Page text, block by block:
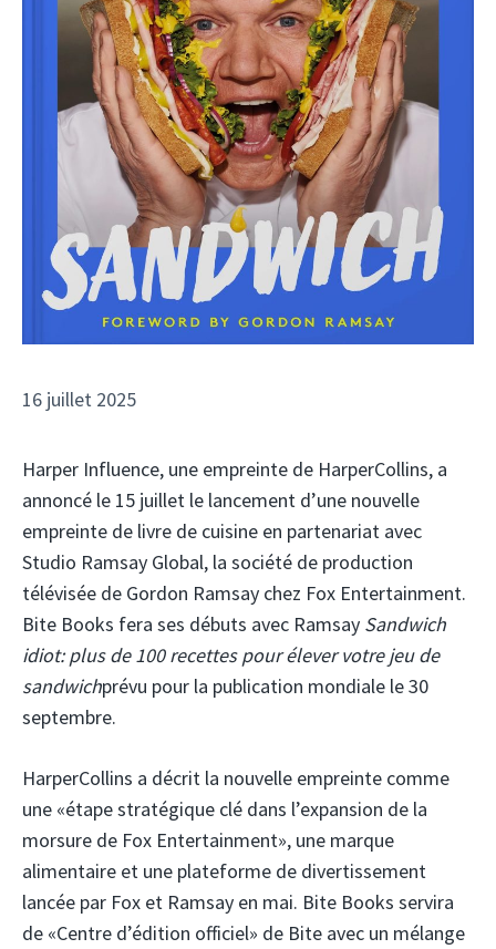
16 juillet 2025
Harper Influence, une empreinte de HarperCollins, a
annoncé le 15 juillet le lancement d’une nouvelle
empreinte de livre de cuisine en partenariat avec
Studio Ramsay Global, la société de production
télévisée de Gordon Ramsay chez Fox Entertainment.
Bite Books fera ses débuts avec Ramsay Sandwich
idiot: plus de 100 recettes pour élever votre jeu de
sandwichprévu pour la publication mondiale le 30
septembre.
HarperCollins a décrit la nouvelle empreinte comme
une «étape stratégique clé dans l’expansion de la
morsure de Fox Entertainment», une marque
alimentaire et une plateforme de divertissement
lancée par Fox et Ramsay en mai. Bite Books servira
de «Centre d’édition officiel» de Bite avec un mélange